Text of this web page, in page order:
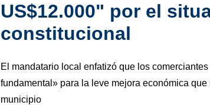
US$12.000" por el
constitucional
El mandatario local enfatizó que los
fundamental» para la leve mejora económica que
municipio